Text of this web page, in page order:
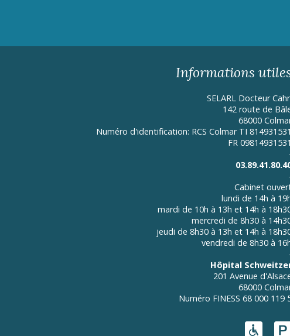
Informations
SELARL Docteur
142 route de
68000
Numéro d'identification: RCS Colmar TI 814931531
FR 09814931531
Cabinet
lundi de 14h à
mardi de 10h à 13h et 14h à
mercredi de 8h30 à
jeudi de 8h30 à 13h et 14h à
vendredi de 8h30 à
Hôpital
201 Avenue
68000
Numéro FINESS 68 000 119